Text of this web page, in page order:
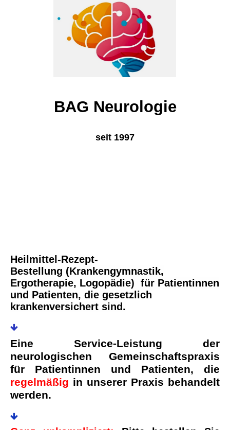
BAG Neurologie
seit 1997
Heilmittel-Rezept-
Bestellung (Krankengymnastik,
Ergotherapie, Logopädie) für Patientinnen
und Patienten, die gesetzlich
krankenversichert sind.
Eine Service-Leistung der
neurologischen Gemeinschaftspraxis
für Patientinnen und Patienten, die
regelmäßig in unserer Praxis behandelt
werden.